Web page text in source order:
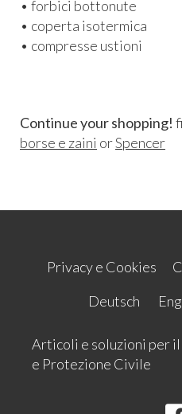
• forbici bottonute
• coperta isotermica
• compresse ustioni
Continue your shopping!
borse e zaini orSpencer
Privacy e Cookies
Deutsch
Articoli e soluzioni per
e Protezione Civile